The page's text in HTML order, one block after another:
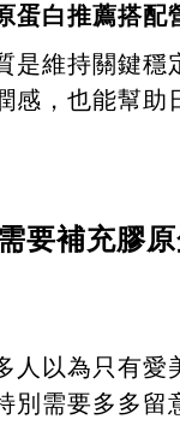
蛋白推薦搭
是維持關鍵穩
感，也能幫助
要補充膠
人以為只有愛
別需要多多留